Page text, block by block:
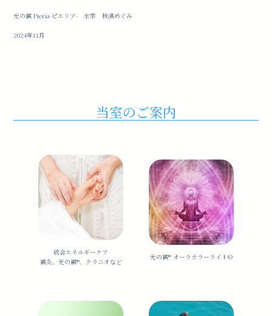
光の鍼 Pieria-ピエリア- 主宰 秋濱めぐみ
2024年11月
当室のご案内
統合エネルギーケア
鍼灸、光の鍼®︎、クラニオなど
光の鍼®️ オーラカラーライト©︎